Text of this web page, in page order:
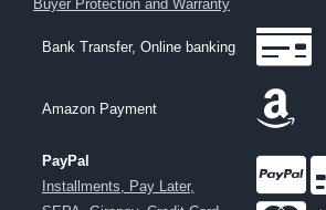
Buyer Protection and Warranty
Bank Transfer, Online banking
Amazon Payment
PayPal
Installments, Pay Later,